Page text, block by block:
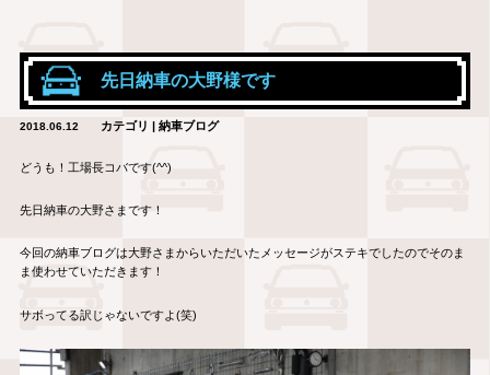
先日納車の大野様です
2018.06.12 カテゴリ | 納車ブログ
どうも！工場長コバです(^^)
先日納車の大野さまです！
今回の納車ブログは大野さまからいただいたメッセージがステキでしたのでそのま
ま使わせていただきます！
サボってる訳じゃないですよ(笑)